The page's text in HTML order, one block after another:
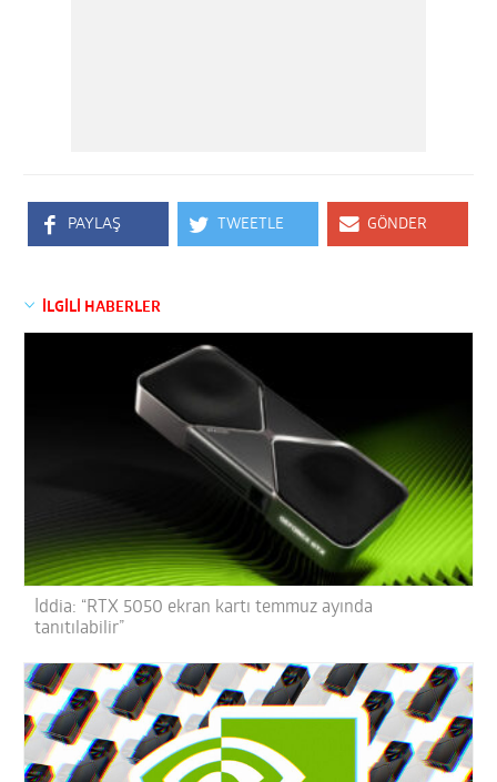
PAYLAŞ TWEETLE GÖNDER
İLGİLİ HABERLER
İddia: “RTX 5050 ekran kartı temmuz ayında
tanıtılabilir”